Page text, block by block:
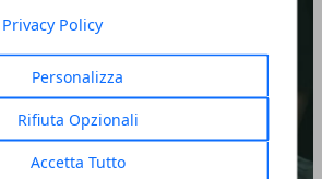
Privacy Policy
Personalizza
Rifiuta Opzionali
Accetta Tutto